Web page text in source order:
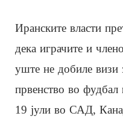
Иранските власти
дека играчите и
уште не добиле
првенство во
19 јули во САД,